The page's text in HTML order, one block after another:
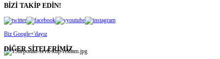
BİZİ TAKİP EDİN!
Biz Google+'dayız
DİĞER SİTELERİMİZ